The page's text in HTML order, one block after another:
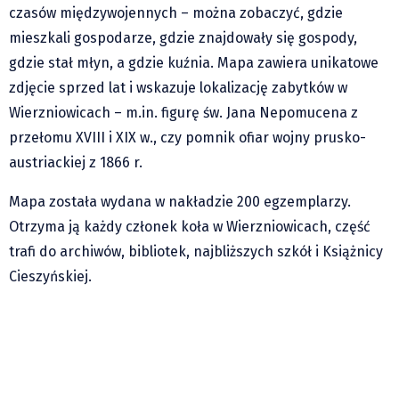
czasów międzywojennych – można zobaczyć, gdzie
mieszkali gospodarze, gdzie znajdowały się gospody,
gdzie stał młyn, a gdzie kuźnia. Mapa zawiera unikatowe
zdjęcie sprzed lat i wskazuje lokalizację zabytków w
Wierzniowicach – m.in. figurę św. Jana Nepomucena z
przełomu XVIII i XIX w., czy pomnik ofiar wojny prusko-
austriackiej z 1866 r.
Mapa została wydana w nakładzie 200 egzemplarzy.
Otrzyma ją każdy członek koła w Wierzniowicach, część
trafi do archiwów, bibliotek, najbliższych szkół i Książnicy
Cieszyńskiej.